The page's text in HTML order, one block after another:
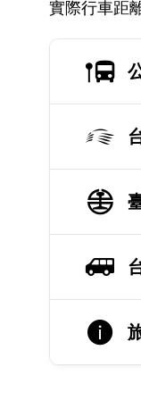
實際行車距